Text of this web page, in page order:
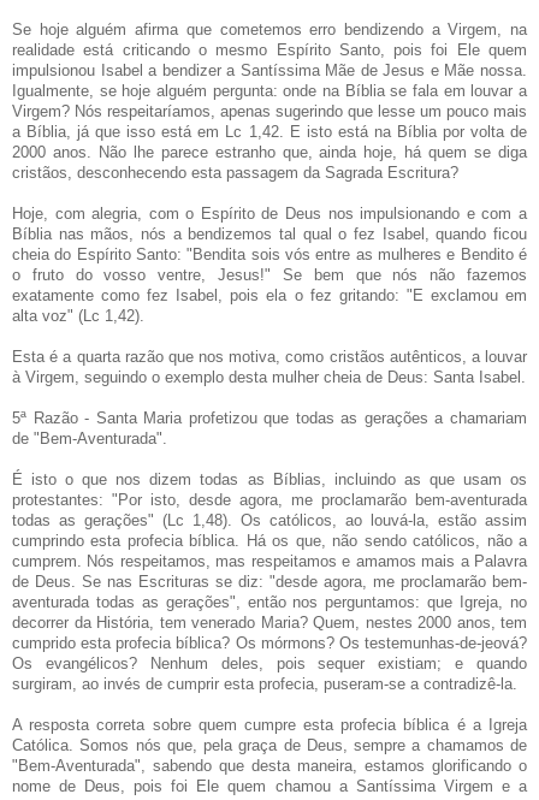
Se hoje alguém afirma que cometemos erro bendizendo a Virgem, na
realidade está criticando o mesmo Espírito Santo, pois foi Ele quem
impulsionou Isabel a bendizer a Santíssima Mãe de Jesus e Mãe nossa.
Igualmente, se hoje alguém pergunta: onde na Bíblia se fala em louvar a
Virgem? Nós respeitaríamos, apenas sugerindo que lesse um pouco mais
a Bíblia, já que isso está em Lc 1,42. E isto está na Bíblia por volta de
2000 anos. Não lhe parece estranho que, ainda hoje, há quem se diga
cristãos, desconhecendo esta passagem da Sagrada Escritura?
Hoje, com alegria, com o Espírito de Deus nos impulsionando e com a
Bíblia nas mãos, nós a bendizemos tal qual o fez Isabel, quando ficou
cheia do Espírito Santo: "Bendita sois vós entre as mulheres e Bendito é
o fruto do vosso ventre, Jesus!" Se bem que nós não fazemos
exatamente como fez Isabel, pois ela o fez gritando: "E exclamou em
alta voz" (Lc 1,42).
Esta é a quarta razão que nos motiva, como cristãos autênticos, a louvar
à Virgem, seguindo o exemplo desta mulher cheia de Deus: Santa Isabel.
5ª Razão - Santa Maria profetizou que todas as gerações a chamariam
de "Bem-Aventurada".
É isto o que nos dizem todas as Bíblias, incluindo as que usam os
protestantes: "Por isto, desde agora, me proclamarão bem-aventurada
todas as gerações" (Lc 1,48). Os católicos, ao louvá-la, estão assim
cumprindo esta profecia bíblica. Há os que, não sendo católicos, não a
cumprem. Nós respeitamos, mas respeitamos e amamos mais a Palavra
de Deus. Se nas Escrituras se diz: "desde agora, me proclamarão bem-
aventurada todas as gerações", então nos perguntamos: que Igreja, no
decorrer da História, tem venerado Maria? Quem, nestes 2000 anos, tem
cumprido esta profecia bíblica? Os mórmons? Os testemunhas-de-jeová?
Os evangélicos? Nenhum deles, pois sequer existiam; e quando
surgiram, ao invés de cumprir esta profecia, puseram-se a contradizê-la.
A resposta correta sobre quem cumpre esta profecia bíblica é a Igreja
Católica. Somos nós que, pela graça de Deus, sempre a chamamos de
"Bem-Aventurada", sabendo que desta maneira, estamos glorificando o
nome de Deus, pois foi Ele quem chamou a Santíssima Virgem e a